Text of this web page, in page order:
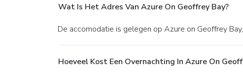
Wat Is Het Adres Van Azure On Geoffrey Bay?
De accomodatie is gelegen op Azure on Geoffrey
Hoeveel Kost Een Overnachting In Azure On